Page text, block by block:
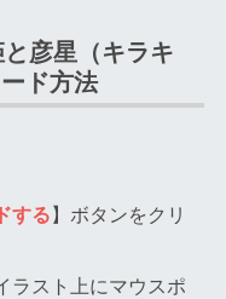
彦星（キラキ
ド方法
する 】ボタンをクリ
ラスト上にマウスポ